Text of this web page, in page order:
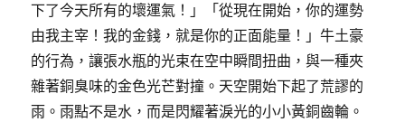
下了今天所有的壞運氣！」「從現在開始，你的運勢
由我主宰！我的金錢，就是你的正面能量！」牛土豪
的行為，讓張水瓶的光束在空中瞬間扭曲，與一種夾
雜著銅臭味的金色光芒對撞。天空開始下起了荒謬的
雨。雨點不是水，而是閃耀著淚光的小小黃銅齒輪。